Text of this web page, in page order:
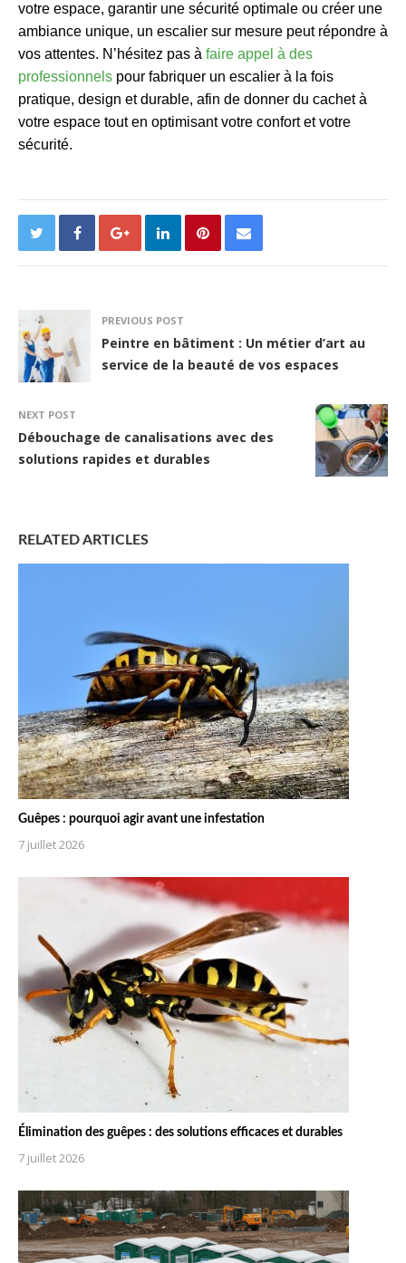
votre espace, garantir une sécurité optimale ou créer une
ambiance unique, un escalier sur mesure peut répondre à
vos attentes. N’hésitez pas à faire appel à des
professionnels pour fabriquer un escalier à la fois
pratique, design et durable, afin de donner du cachet à
votre espace tout en optimisant votre confort et votre
sécurité.
PREVIOUS POST
Peintre en bâtiment : Un métier d’art au
service de la beauté de vos espaces
NEXT POST
Débouchage de canalisations avec des
solutions rapides et durables
RELATED ARTICLES
Guêpes : pourquoi agir avant une infestation
7 juillet 2026
Élimination des guêpes : des solutions efficaces et durables
7 juillet 2026